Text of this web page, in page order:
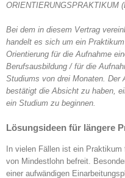
ORIENTIERUNGSPRAKTIKUM
Bei dem in diesem Vertrag
handelt es sich um ein
Orientierung für die Aufnahme
Berufsausbildung / für die
Studiums von drei Monaten. Der
bestätigt die Absicht zu haben,
ein Studium zu beginnen.
Lösungsideen für längere
In vielen Fällen ist ein Praktikum
von Mindestlohn befreit.
einer aufwändigen